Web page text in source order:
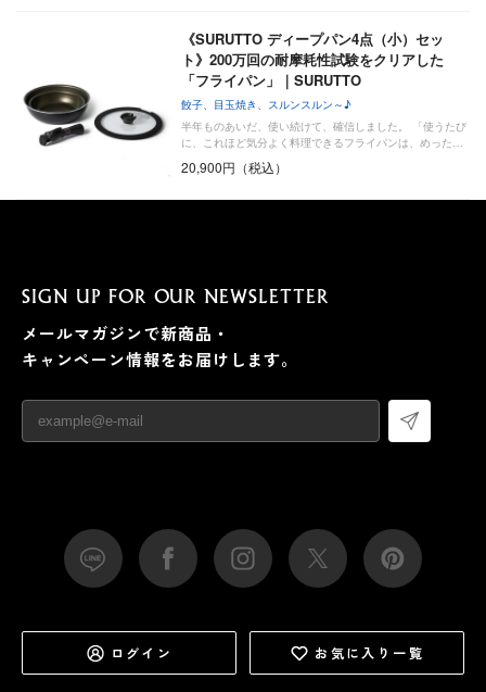
《SURUTTO ディープパン4点（小）セッ
ト》200万回の耐摩耗性試験をクリアした
「フライパン」｜SURUTTO
餃子、目玉焼き、スルンスルン～♪
半年ものあいだ、使い続けて、確信しました。 「使うたび
に、これほど気分よく料理できるフライパンは、めった…
20,900円（税込）
SIGN UP FOR OUR NEWSLETTER
メールマガジンで新商品・
キャンペーン情報をお届けします。
ログイン お気に入り一覧